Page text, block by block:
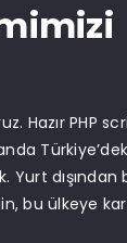
Hazır PHP
dışından
bu ülkeye